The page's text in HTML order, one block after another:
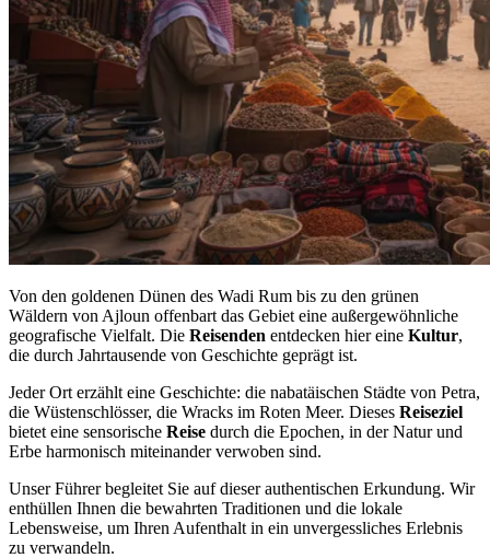
Von den goldenen Dünen des Wadi Rum bis zu den grünen
Wäldern von Ajloun offenbart das Gebiet eine außergewöhnliche
geografische Vielfalt. Die Reisenden entdecken hier eine Kultur,
die durch Jahrtausende von Geschichte geprägt ist.
Jeder Ort erzählt eine Geschichte: die nabatäischen Städte von Petra,
die Wüstenschlösser, die Wracks im Roten Meer. Dieses Reiseziel
bietet eine sensorische Reise durch die Epochen, in der Natur und
Erbe harmonisch miteinander verwoben sind.
Unser Führer begleitet Sie auf dieser authentischen Erkundung. Wir
enthüllen Ihnen die bewahrten Traditionen und die lokale
Lebensweise, um Ihren Aufenthalt in ein unvergessliches Erlebnis
zu verwandeln.